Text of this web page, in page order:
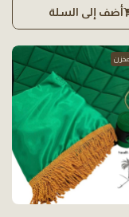
أضف إلى السلة